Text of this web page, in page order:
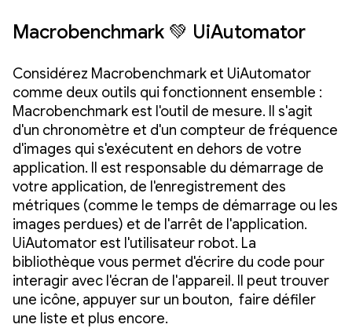
Macrobenchmark 💚 UiAutomator
Considérez Macrobenchmark et UiAutomator
comme deux outils qui fonctionnent ensemble :
Macrobenchmark est l'outil de mesure. Il s'agit
d'un chronomètre et d'un compteur de fréquence
d'images qui s'exécutent en dehors de votre
application. Il est responsable du démarrage de
votre application, de l'enregistrement des
métriques (comme le temps de démarrage ou les
images perdues) et de l'arrêt de l'application.
UiAutomator est l'utilisateur robot. La
bibliothèque vous permet d'écrire du code pour
interagir avec l'écran de l'appareil. Il peut trouver
une icône, appuyer sur un bouton, faire défiler
une liste et plus encore.